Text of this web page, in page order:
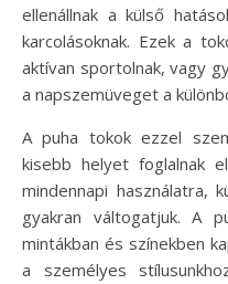
ellenállnak a külső
karcolásoknak. Ezek a
aktívan sportolnak, vagy
a napszemüveget a
A puha tokok ezzel
kisebb helyet foglalnak
mindennapi használatra,
gyakran váltogatjuk. A
mintákban és színekben
a személyes